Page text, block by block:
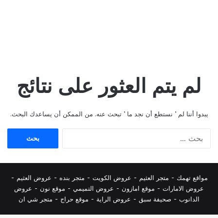
لم يتم العثور على نتائج
يبدوا أننا لم ’ نستطع أن نجد ما ’ تبحث عنه. من الممكن أن يساعدك البحث.
مواقع تهمك - متجر العثيم - عروض الكويت - متجر بنده - عروض العثيم -
عروض الامارات - موقع امازون - عروض التميمي - موقع نون - عروض
الدانوب - صحيفة سبق - عروض الراية - موقع حراج - متجر شي ان